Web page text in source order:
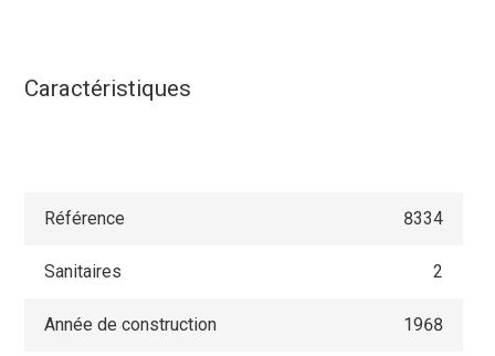
Caractéristiques
Référence 8334
Sanitaires 2
Année de construction 1968